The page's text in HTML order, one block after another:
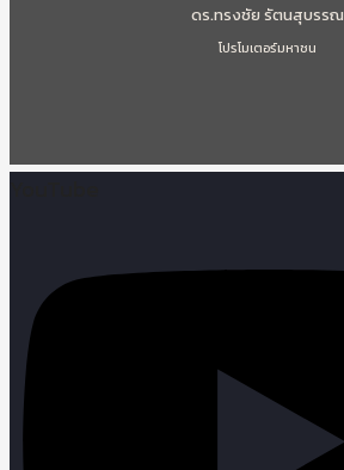
ดร.ทรงชัย รัตนสุบรรณ
โปรโมเตอร์มหาชน